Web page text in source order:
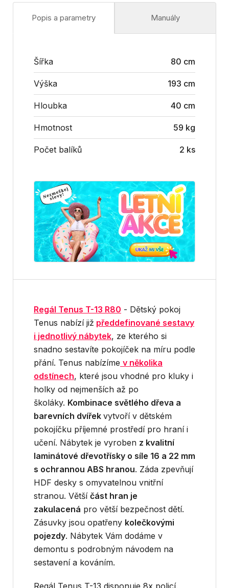
Popis a parametry Manuály
Šířka 80 cm
Výška 193 cm
Hloubka 40 cm
Hmotnost 59 kg
Počet balíků 2 ks
Regál Tenus T-13 R80 - Dětský pokoj
Tenus nabízí již předdefinované sestavy
i jednotlivý nábytek, ze kterého si
snadno sestavíte pokojíček na míru podle
přání. Tenus nabízíme v několika
odstínech, které jsou vhodné pro kluky i
holky od nejmenších až po
školáky. Kombinace světlého dřeva a
barevních dvířek vytvoří v dětském
pokojíčku příjemné prostředí pro hraní i
učení. Nábytek je vyroben z kvalitní
laminátové dřevotřísky o síle 16 a 22 mm
s ochrannou ABS hranou. Záda zpevňují
HDF desky s omyvatelnou vnitřní
stranou. Větší část hran je
zakulacená pro větší bezpečnost dětí.
Zásuvky jsou opatřeny kolečkovými
pojezdy. Nábytek Vám dodáme v
demontu s podrobným návodem na
sestavení a kováním.
Regál Tenus T-13 disponuje 8x policí.